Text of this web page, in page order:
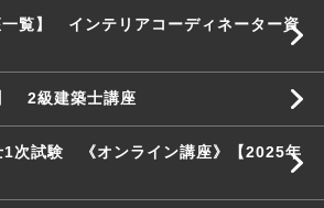
覧】 インテリアコーディネーター資
2級建築士講座
次試験 《オンライン講座》【2025年